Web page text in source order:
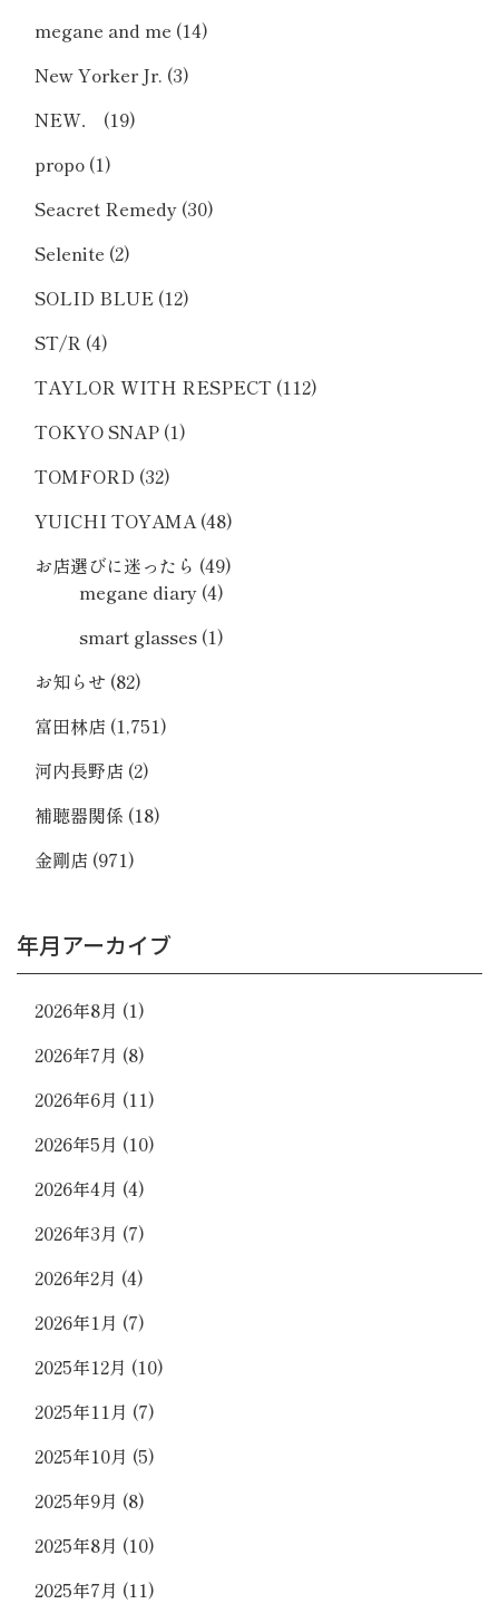
megane and me (14)
New Yorker Jr. (3)
NEW．
(19)
propo (1)
Seacret Remedy (30)
Selenite (2)
SOLID BLUE (12)
ST/R (4)
TAYLOR WITH RESPECT (112)
TOKYO SNAP (1)
TOMFORD (32)
YUICHI TOYAMA (48)
お店選びに迷ったら (49)
megane diary (4)
smart glasses (1)
お知らせ (82)
富田林店 (1,751)
河内長野店 (2)
補聴器関係 (18)
金剛店 (971)
年月アーカイブ
2026年8月 (1)
2026年7月 (8)
2026年6月 (11)
2026年5月 (10)
2026年4月 (4)
2026年3月 (7)
2026年2月 (4)
2026年1月 (7)
2025年12月 (10)
2025年11月 (7)
2025年10月 (5)
2025年9月 (8)
2025年8月 (10)
2025年7月 (11)